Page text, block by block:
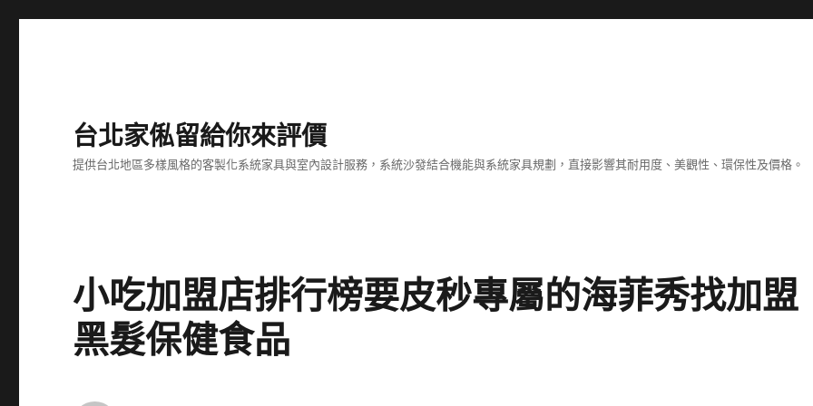
台北家俬留給你來評價
提供台北地區多樣風格的客製化系統家具與室內設計服務，系統沙發結合機能與系統家具規劃，直接影響其耐用度、美觀性、環保性及價格。
小吃加盟店排行榜要皮秒專屬的海菲秀找加盟
黑髮保健食品